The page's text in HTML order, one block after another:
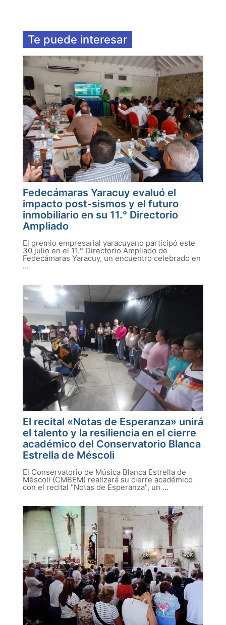
Te puede interesar
Fedecámaras Yaracuy evaluó el
impacto post-sismos y el futuro
inmobiliario en su 11.° Directorio
Ampliado
El gremio empresarial yaracuyano participó este
30 julio en el 11.° Directorio Ampliado de
Fedecámaras Yaracuy, un encuentro celebrado en
...
El recital «Notas de Esperanza» unirá
el talento y la resiliencia en el cierre
académico del Conservatorio Blanca
Estrella de Méscoli
El Conservatorio de Música Blanca Estrella de
Méscoli (CMBEM) realizará su cierre académico
con el recital "Notas de Esperanza", un ...